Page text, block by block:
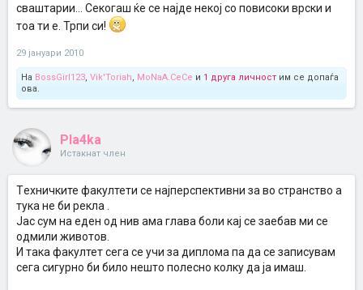
сваштарии... Секогаш ќе се најде некој со повисоки врски и
тоа ти е. Трпи си!
29 јануари 2010
На BossGirl123, Vik'Toriah, MoNaA.CeCe и 1 друга личност им се допаѓа
ова.
Pla4ka
Истакнат член
Tехничките факултети се најперспективни за во странство а
тука не би рекла .
Јас сум на еден од нив ама глава боли кај се заебав ми се
одмили животов.
И така факултет сега се учи за диплома па да се записувам
сега сигурно би било нешто полесно колку да ја имаш.